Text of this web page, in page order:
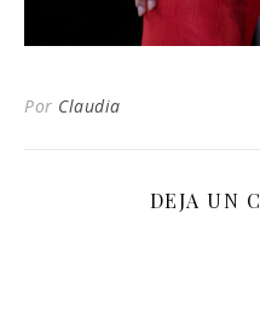
Por Claudia
DEJA UN